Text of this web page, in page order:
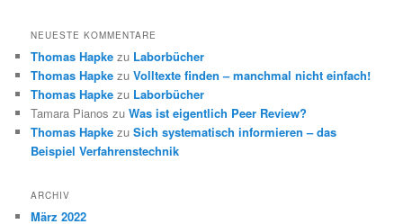
NEUESTE KOMMENTARE
Thomas Hapke zu Laborbücher
Thomas Hapke zuVolltexte finden – manchmal nicht einfach!
Thomas Hapke zu Laborbücher
Tamara Pianos zuWas ist eigentlich Peer Review?
Thomas Hapke zuSich systematisch informieren – das
Beispiel Verfahrenstechnik
ARCHIV
März 2022